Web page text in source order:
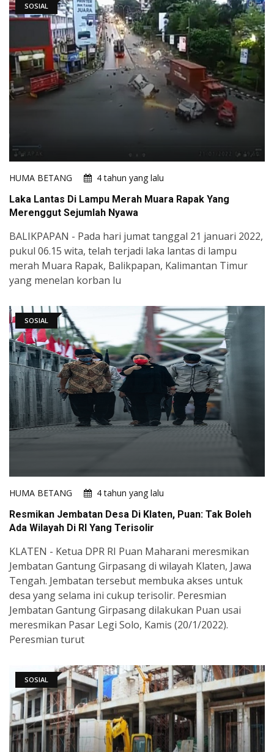
SOSIAL
HUMA BETANG
4 tahun yang lalu
Laka Lantas Di Lampu Merah Muara Rapak Yang
Merenggut Sejumlah Nyawa
BALIKPAPAN - Pada hari jumat tanggal 21 januari 2022,
pukul 06.15 wita, telah terjadi laka lantas di lampu
merah Muara Rapak, Balikpapan, Kalimantan Timur
yang menelan korban lu
SOSIAL
HUMA BETANG
4 tahun yang lalu
Resmikan Jembatan Desa Di Klaten, Puan: Tak Boleh
Ada Wilayah Di RI Yang Terisolir
KLATEN - Ketua DPR RI Puan Maharani meresmikan
Jembatan Gantung Girpasang di wilayah Klaten, Jawa
Tengah. Jembatan tersebut membuka akses untuk
desa yang selama ini cukup terisolir. Peresmian
Jembatan Gantung Girpasang dilakukan Puan usai
meresmikan Pasar Legi Solo, Kamis (20/1/2022).
Peresmian turut
SOSIAL